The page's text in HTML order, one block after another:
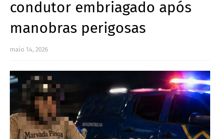
condutor embriagado após
manobras perigosas
maio 14, 2026